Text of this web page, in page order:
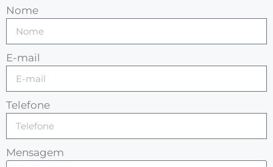
Nome
E-mail
Telefone
Mensagem